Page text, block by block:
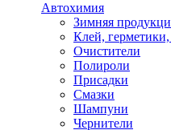
Автохимия
Зимняя
Клей,
Очистители
Полироли
Присадки
Смазки
Шампуни
Чернители